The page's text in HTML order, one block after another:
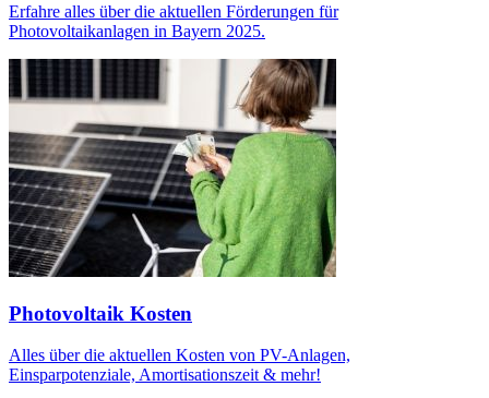
Erfahre alles über die aktuellen Förderungen für
Photovoltaikanlagen in Bayern 2025.
Photovoltaik Kosten
Alles über die aktuellen Kosten von PV-Anlagen,
Einsparpotenziale, Amortisationszeit & mehr!